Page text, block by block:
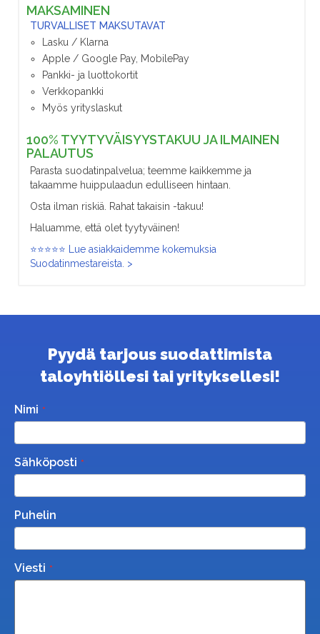
MAKSAMINEN
TURVALLISET MAKSUTAVAT
Lasku / Klarna
Apple / Google Pay, MobilePay
Pankki- ja luottokortit
Verkkopankki
Myös yrityslaskut
100% TYYTYVÄISYYSTAKUU JA ILMAINEN
PALAUTUS
Parasta suodatinpalvelua; teemme kaikkemme ja
takaamme huippulaadun edulliseen hintaan.
Osta ilman riskiä. Rahat takaisin -takuu!
Haluamme, että olet tyytyväinen!
⭐⭐⭐⭐⭐ Lue asiakkaidemme kokemuksia
Suodatinmestareista. >
Pyydä tarjous suodattimista
taloyhtiöllesi tai yrityksellesi!
Nimi
Sähköposti
Puhelin
Viesti